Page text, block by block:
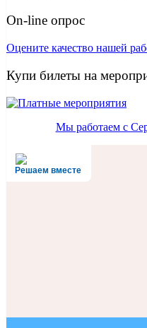
On-line опрос
Оцените качество нашей
Купи билеты на
Мы работаем с
Решаем вместе